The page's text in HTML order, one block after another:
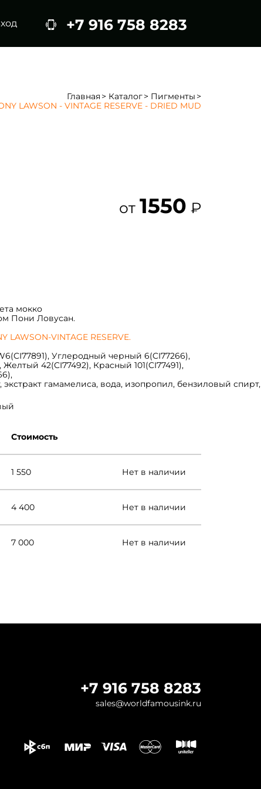
+7 916 758 8283
Главная Каталог
Пигменты
LAWSON - VINTAGE RESERVE - DRIED MUD
от 1550 ₽
мокко
Пони Ловусан.
LAWSON-VINTAGE RESERVE.
Углеродный черный 6(CI77266),
42(CI77492), Красный 101(CI77491),
экстракт гамамелиса, вода, изопропил, бензиловый
Стоимость
1 550 Нет в наличии
4 400 Нет в наличии
7 000 Нет в наличии
+7 916 758 8283
sales@worldfamousink.ru